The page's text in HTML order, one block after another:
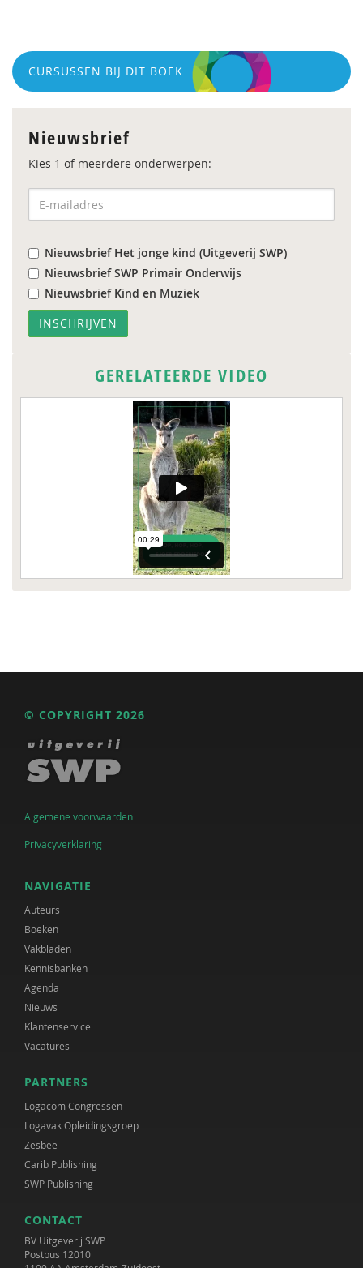
CURSUSSEN BIJ DIT BOEK
Nieuwsbrief
Kies 1 of meerdere onderwerpen:
Nieuwsbrief Het jonge kind (Uitgeverij SWP)
Nieuwsbrief SWP Primair Onderwijs
Nieuwsbrief Kind en Muziek
GERELATEERDE VIDEO
© COPYRIGHT 2026
Algemene voorwaarden
Privacyverklaring
NAVIGATIE
Auteurs
Boeken
Vakbladen
Kennisbanken
Agenda
Nieuws
Klantenservice
Vacatures
PARTNERS
Logacom Congressen
Logavak Opleidingsgroep
Zesbee
Carib Publishing
SWP Publishing
CONTACT
BV Uitgeverij SWP
Postbus 12010